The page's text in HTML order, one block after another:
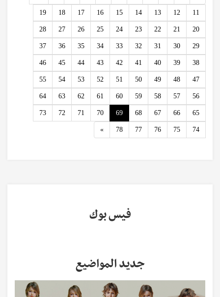
11
12
13
14
15
16
17
18
19
20
21
22
23
24
25
26
27
28
29
30
31
32
33
34
35
36
37
38
39
40
41
42
43
44
45
46
47
48
49
50
51
52
53
54
55
56
57
58
59
60
61
62
63
64
65
66
67
68
69
70
71
72
73
74
75
76
77
78
»
Next
فيس بوك
جديد المواضيع